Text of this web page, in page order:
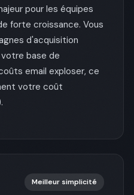
pour les équipes
forte croissance. Vous
d'acquisition
base de
email exploser, ce
votre coût
Meilleur simplicité